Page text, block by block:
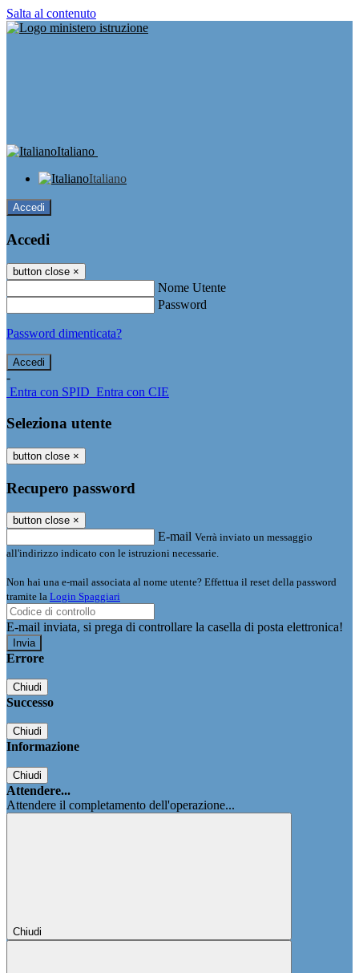
Salta al contenuto
Italiano
Italiano
Accedi
Accedi
button close ×
Nome Utente
Password
Password dimenticata?
-
Entra con SPID Entra con CIE
Seleziona utente
button close ×
Recupero password
button close ×
E-mail Verrà inviato un messaggio
all'indirizzo indicato con le istruzioni necessarie.
Non hai una e-mail associata al nome utente? Effettua il reset della password
tramite la Login Spaggiari
E-mail inviata, si prega di controllare la casella di posta elettronica!
Errore
Chiudi
Successo
Chiudi
Informazione
Chiudi
Attendere...
Attendere il completamento dell'operazione...
Chiudi